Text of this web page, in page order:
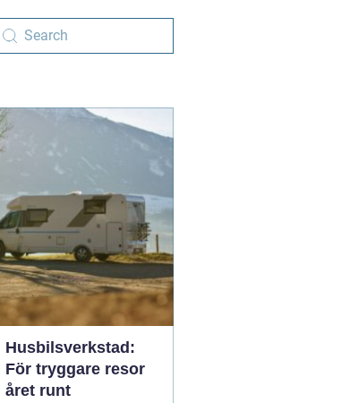
Husbilsverkstad:
För tryggare resor
året runt